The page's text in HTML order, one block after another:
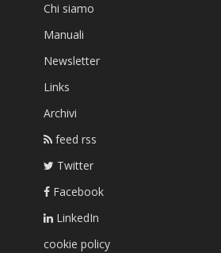
Chi siamo
Manuali
Newsletter
Links
Archivi
feed rss
Twitter
Facebook
LinkedIn
cookie policy